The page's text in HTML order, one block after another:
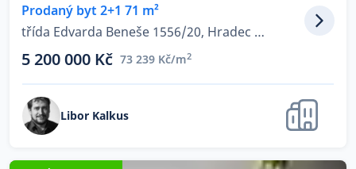
Prodaný byt 2+1 71 m²
třída Edvarda Beneše 1556/20, Hradec Králové - Nový Hradec Králové
5 200 000 Kč 73 239 Kč/m2
Libor Kalkus